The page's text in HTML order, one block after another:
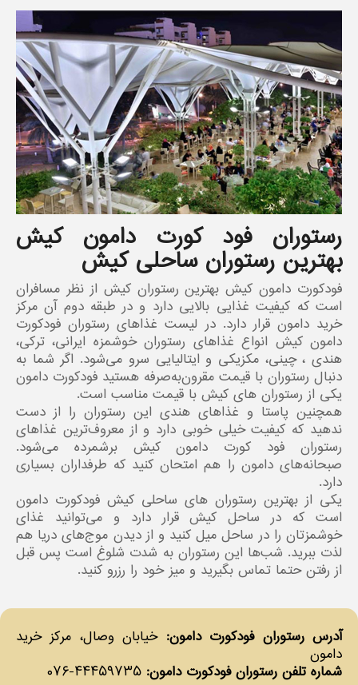
رستوران فود کورت دامون کیش
بهترین رستوران ساحلی کیش
فودکورت دامون کیش بهترین رستوران کیش از نظر مسافران
است که کیفیت غذایی بالایی دارد و در طبقه دوم آن مرکز
خرید دامون قرار دارد. در لیست غذاهای رستوران فودکورت
دامون کیش انواع غذاهای رستوران خوشمزه ایرانی، ترکی،
هندی ، چینی، مکزیکی و ایتالیایی سرو می‌شود. اگر شما به
دنبال رستوران با قیمت مقرون‌به‌صرفه هستید فودکورت دامون
یکی از رستوران های کیش با قیمت مناسب است.
همچنین پاستا و غذاهای هندی این رستوران را از دست
ندهید که کیفیت خیلی خوبی دارد و از معروف‌ترین غذاهای
رستوران فود کورت دامون کیش برشمرده می‌شود.
صبحانه‌های دامون را هم امتحان کنید که طرفداران بسیاری
دارد.
یکی از بهترین رستوران های ساحلی کیش فودکورت دامون
است که در ساحل کیش قرار دارد و می‌توانید غذای
خوشمزتان را در ساحل میل کنید و از دیدن موج‌های دریا هم
لذت ببرید. شب‌ها این رستوران به شدت شلوغ است پس قبل
از رفتن حتما تماس بگیرید و میز خود را رزرو کنید.
آدرس رستوران فودکورت دامون:خیابان وصال، مرکز خرید
دامون
شماره تلفن رستوران فودکورت دامون: ۴۴۴۵۹۷۳۵-۰۷۶